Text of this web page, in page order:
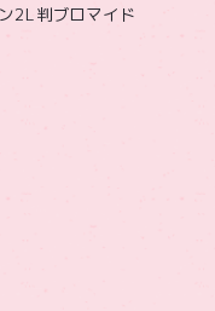
2L判ブロマイド